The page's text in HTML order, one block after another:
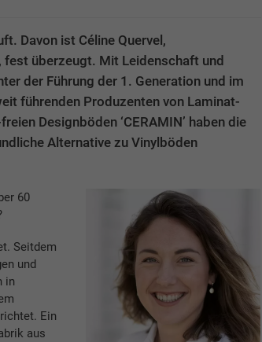
Davon ist Céline Quervel,
fest überzeugt. Mit Leidenschaft und
der Führung der 1. Generation und im
führenden Produzenten von Laminat-
Designböden ‘CERAMIN’ haben die
Alternative zu Vinylböden
60
Seitdem
und
in
Ein
aus